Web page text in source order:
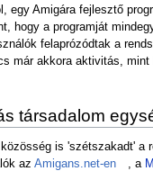
egy Amigára fejlesztő
hogy a programját
felaprózódtak a
már akkora aktivitás, mint
társadalom
is 'szétszakadt' a
az Amigans.net-en , a